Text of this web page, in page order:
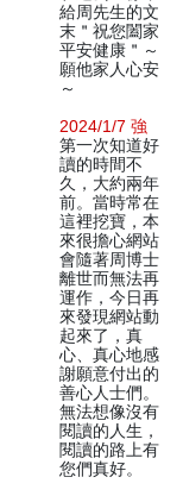
給周先生的文
末＂祝您闔家
平安健康＂～
願他家人心安
～
2024/1/7 強
第一次知道好
讀的時間不
久，大約兩年
前。當時常在
這裡挖寶，本
來很擔心網站
會隨著周博士
離世而無法再
運作，今日再
來發現網站動
起來了，真
心、真心地感
謝願意付出的
善心人士們。
無法想像沒有
閱讀的人生，
閱讀的路上有
您們真好。